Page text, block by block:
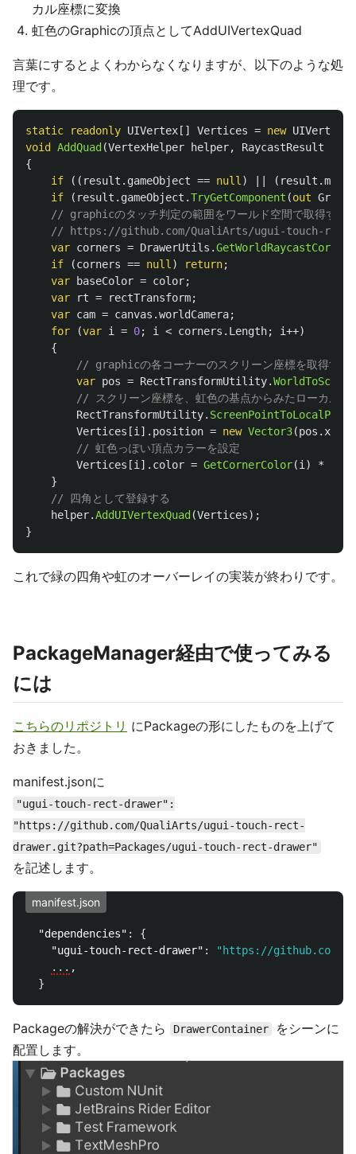
カル座標に変換
虹色のGraphicの頂点としてAddUIVertexQuad
言葉にするとよくわからなくなりますが、以下のような処
理です。
static readonly UIVertex [] Vertices = new UIVertex
void
AddQuad (VertexHelper helper, RaycastResult
{
if
(( result . gameObject == null ) ( result .
if
( result . gameObject .TryGetComponent (out
// graphicのタッチ判定の範囲をワールド空間で取得する
// https://github.com/QualiArts/ugui-touch-rect-
var corners = DrawerUtils .GetWorldRaycastCorners
if
(corners == null ) return;
var
baseColor = color;
var
rt = rectTransform;
var cam = canvas .worldCamera;
for
(var i = 0; i < corners . Length; i++)
{
// graphicの各コーナーのスクリーン座標を取得する
var pos = RectTransformUtility.
// スクリーン座標を、虹色の基点からみたローカル座
RectTransformUtility.
Vertices [i ]. position = new Vector3(pos . x
// 虹色っぽい頂点カラーを設定
Vertices [i ]. color = GetCornerColor(i ) *
}
// 四角として登録する
helper.AddUIVertexQuad (Vertices);
}
これで緑の四角や虹のオーバーレイの実装が終わりです。
PackageManager経由で使ってみる
には
こちらのリポジトリ にPackageの形にしたものを上げて
おきました。
manifest.jsonに
"ugui-touch-rect-drawer":
"https://github.com/QualiArts/ugui-touch-rect-
drawer.git?path=Packages/ugui-touch-rect-drawer"
を記述します。
manifest.json
"dependencies" :
{
"ugui-touch-rect-drawer" :
"https://github.com/
... ,
}
Packageの解決ができたら DrawerContainer
をシーンに
配置します。